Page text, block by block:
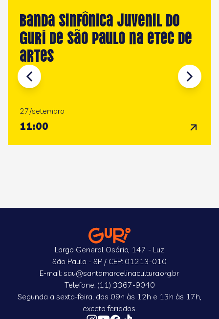
Banda Sinfônica Juvenil do
GURI de São Paulo na ETEC De
Artes
27/setembro
11:00
Largo General Osório, 147 - Luz
São Paulo - SP / CEP: 01213-010
E-mail: sau@santamarcelinacultura.org.br
Telefone: (11) 3367-9040
Segunda a sexta-feira, das 09h às 12h e 13h às 17h,
exceto feriados.